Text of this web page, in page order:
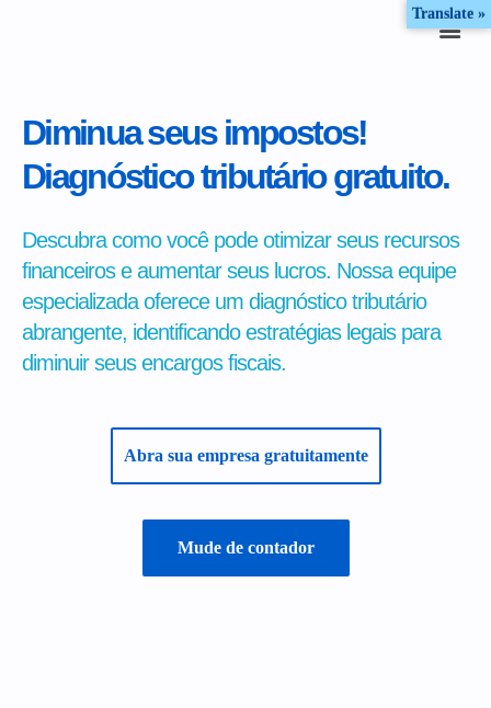
Diminua seus impostos!
Diagnóstico tributário gratuito.
Descubra como você pode otimizar seus recursos
financeiros e aumentar seus lucros. Nossa equipe
especializada oferece um diagnóstico tributário
abrangente, identificando estratégias legais para
diminuir seus encargos fiscais.
Abra sua empresa gratuitamente
Mude de contador
Translate »